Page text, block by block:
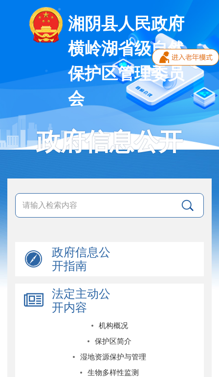
湘阴县人民政府
横岭湖省级自然
保护区管理委员
会
政府信息公开
政府信息公
开指南
法定主动公
开内容
机构概况
保护区简介
湿地资源保护与管理
生物多样性监测